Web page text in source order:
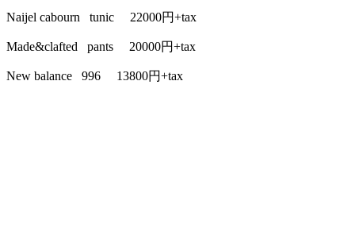
Naijel cabourn tunic 22000円+tax
Made&clafted pants 20000円+tax
New balance 996 13800円+tax